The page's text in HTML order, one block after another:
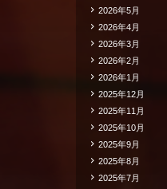
2026年5月
2026年4月
2026年3月
2026年2月
2026年1月
2025年12月
2025年11月
2025年10月
2025年9月
2025年8月
2025年7月